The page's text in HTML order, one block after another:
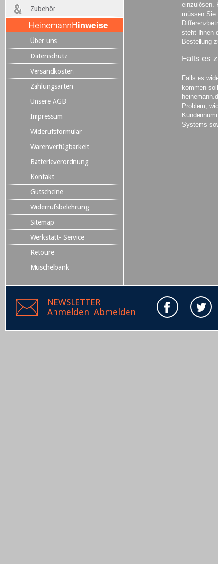
Zubehör
Über uns
Datenschutz
Versandkosten
Zahlungsarten
Unsere AGB
Impressum
Widerufsformular
Warenverfügbarkeit
Batterieverordnung
Kontakt
Gutscheine
Widerrufsbelehrung
Sitemap
Werkstatt- Service
Retoure
Muschelbank
einzulösen.
müssen Sie
steht Ihnen
Bestellung
Falls es
Falls es
kommen
Problem,
Systems
NEWSLETTER
Anmelden Abmelden